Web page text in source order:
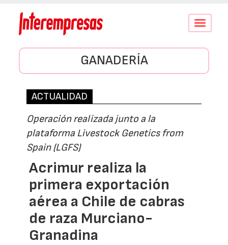
Conmutar
GANADERÍA
ACTUALIDAD
Operación realizada junto a la
plataforma Livestock Genetics from
Spain (LGFS)
Acrimur realiza la
primera exportación
aérea a Chile de cabras
de raza Murciano-
Granadina